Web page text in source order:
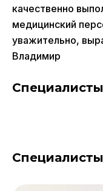
качественно
медицинский
уважительно,
Владимир
Специалисты
Специалисты